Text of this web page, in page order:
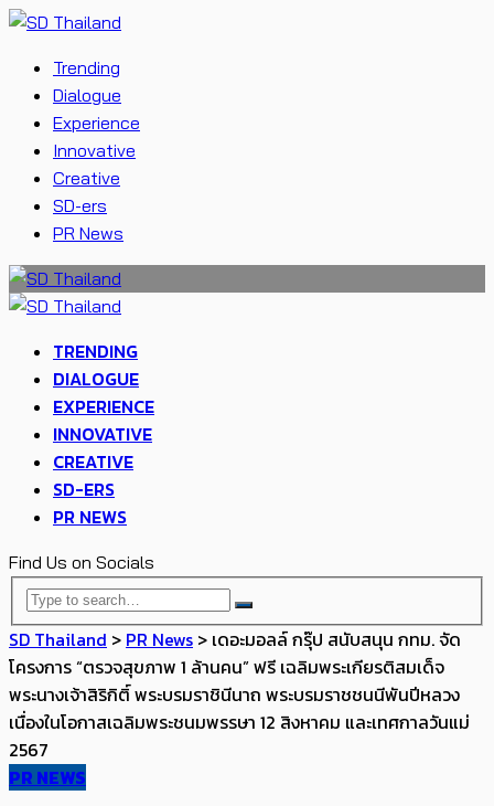
Trending
Dialogue
Experience
Innovative
Creative
SD-ers
PR News
TRENDING
DIALOGUE
EXPERIENCE
INNOVATIVE
CREATIVE
SD-ERS
PR NEWS
Find Us on Socials
SD Thailand > PR News > เดอะมอลล์ กรุ๊ป สนับสนุน กทม. จัด
โครงการ “ตรวจสุขภาพ 1 ล้านคน” ฟรี ​เฉลิมพระเกียรติสมเด็จ
พระนางเจ้าสิริกิติ์ พระบรมราชินีนาถ พระบรมราชชนนีพันปีหลวง
เนื่องในโอกาสเฉลิมพระชนมพรรษา 12 สิงหาคม และเทศกาลวันแม่
2567
PR NEWS